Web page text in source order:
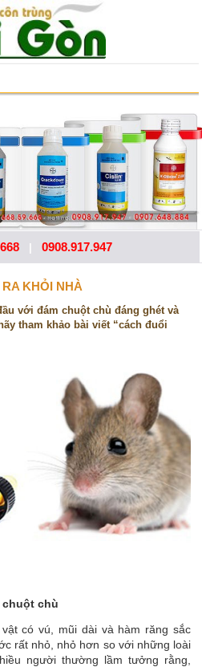
| 0908.917.947
KHỎI NHÀ
với đám chuột chù đáng ghét và
tham khảo bài viết “cách đuổi
chuột chù
có vú, mũi dài và hàm răng sắc
rất nhỏ, nhỏ hơn so với những loài
người thường lầm tưởng rằng,